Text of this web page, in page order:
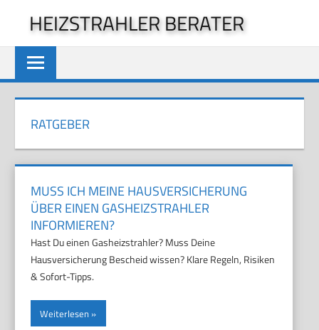
springen
HEIZSTRAHLER BERATER
RATGEBER
MUSS ICH MEINE HAUSVERSICHERUNG
ÜBER EINEN GASHEIZSTRAHLER
INFORMIEREN?
Hast Du einen Gasheizstrahler? Muss Deine
Hausversicherung Bescheid wissen? Klare Regeln, Risiken
& Sofort-Tipps.
Weiterlesen